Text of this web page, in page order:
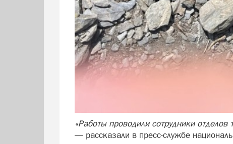
«Работы проводили сотрудники
— рассказали в пресс-службе